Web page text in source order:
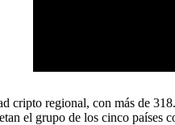
cripto regional, con más de
el grupo de los cinco países